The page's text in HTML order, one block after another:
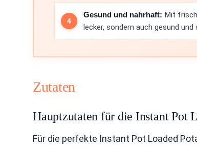
Gesund und nahrhaft: Mit
lecker, sondern auch gesund und
Zutaten
Hauptzutaten für die Instant Pot
Für die perfekte Instant Pot Loaded